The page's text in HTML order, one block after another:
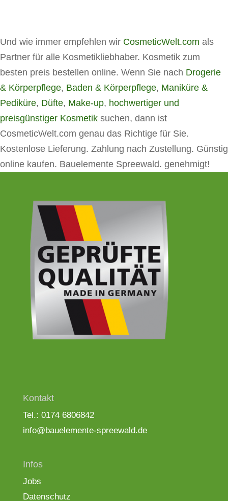
Und wie immer empfehlen wir CosmeticWelt.com als
Partner für alle Kosmetikliebhaber. Kosmetik zum
besten preis bestellen online. Wenn Sie nach Drogerie
& Körperpflege, Baden & Körperpflege, Maniküre &
Pediküre, Düfte, Make-up, hochwertiger und
preisgünstiger Kosmetik suchen, dann ist
CosmeticWelt.com genau das Richtige für Sie.
Kostenlose Lieferung. Zahlung nach Zustellung. Günstig
online kaufen. Bauelemente Spreewald. genehmigt!
Kontakt
Tel.: 0174 6806842
info@bauelemente-spreewald.de
Infos
Jobs
Datenschutz